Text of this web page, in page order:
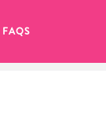
FAQS